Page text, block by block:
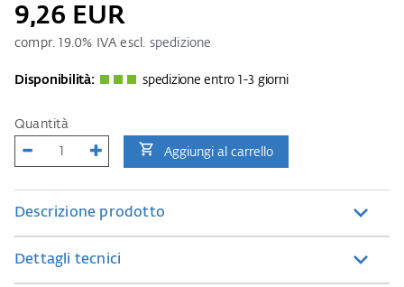
9,26 EUR
compr. 19.0% IVA escl. spedizione
Disponibilità: spedizione entro 1-3 giorni
Quantità
Aggiungi al carrello
Descrizione prodotto
Dettagli tecnici